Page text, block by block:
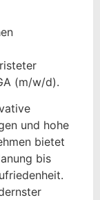
(m/w/d).
und hohe
bietet
bis